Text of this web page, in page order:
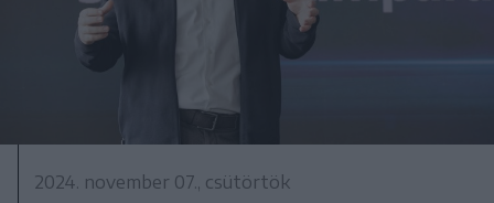
2024. november 07., csütörtök